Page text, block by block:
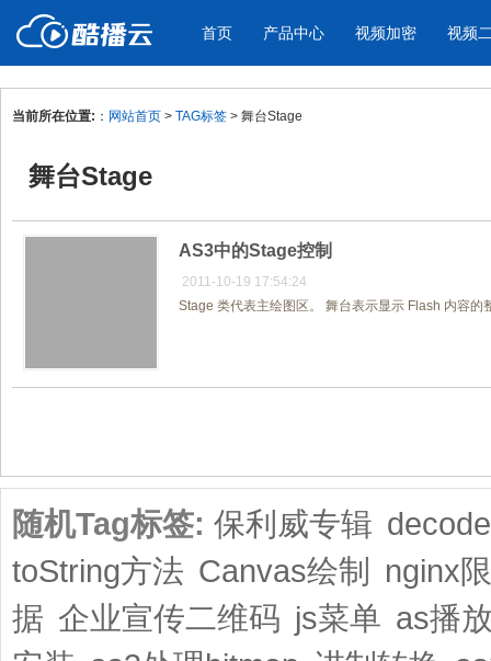
首页 产品中心
产品与新功能
教学课程全终端视频加密
防下载/防盗录/防录屏/防篡改
免费稳定无广
视频加密 视频
应用场景
内容
当前所在位置: ： 网站首页 > TAG标签 > 舞台Stage
舞台Stage
AS3中的Stage控制
2011-10-19 17:54:24
Stage 类代表主绘图区。 舞台表示显示 Flash 内容
随机Tag标签: 保利威专辑
toString方法 Canvas绘制
nginx
据 企业宣传二维码 js菜单 as播